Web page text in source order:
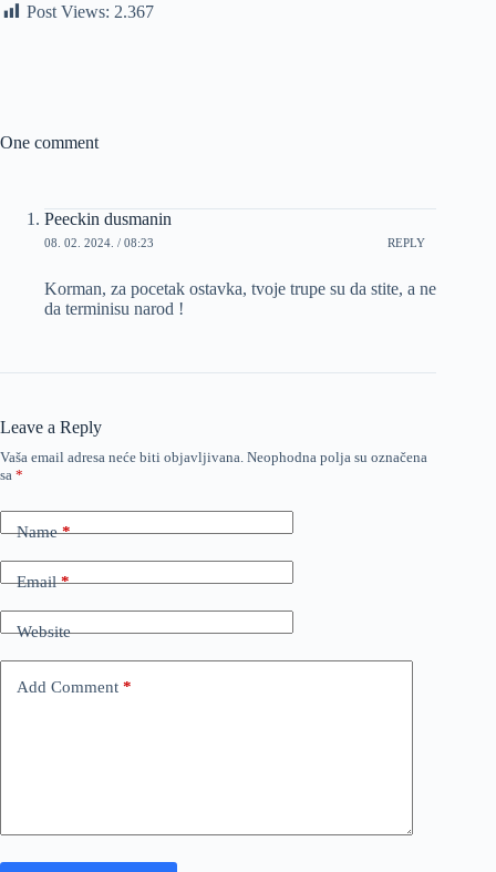
Post Views: 2.367
One comment
Peeckin dusmanin
08. 02. 2024. / 08:23 REPLY
Korman, za pocetak ostavka, tvoje trupe su da stite, a ne
da terminisu narod !
Leave a Reply
Vaša email adresa neće biti objavljivana. Neophodna polja su označena
sa *
Name*
Email*
Website
Add Comment *